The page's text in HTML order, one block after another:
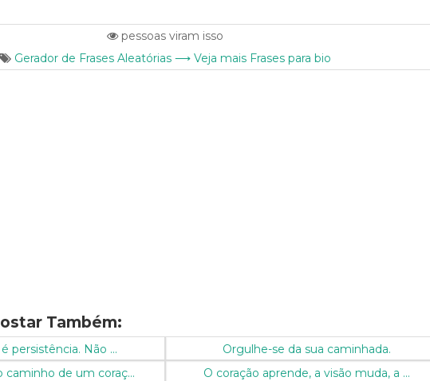
pessoas viram isso
Gerador de Frases Aleatórias ⟶ Veja mais Frases para bio
Também:
persistência. Não ...
Orgulhe-se da sua caminhada.
caminho de um coraç...
O coração aprende, a visão muda, a ...